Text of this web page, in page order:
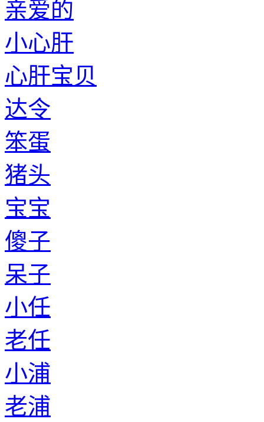
亲爱的
小心肝
心肝宝贝
达令
笨蛋
猪头
宝宝
傻子
呆子
小任
老任
小浦
老浦